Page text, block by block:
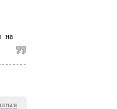
на